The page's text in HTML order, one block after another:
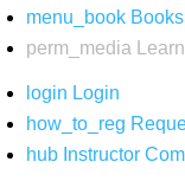
menu_book
perm_media
login Login
how_to_reg
hub Instructor